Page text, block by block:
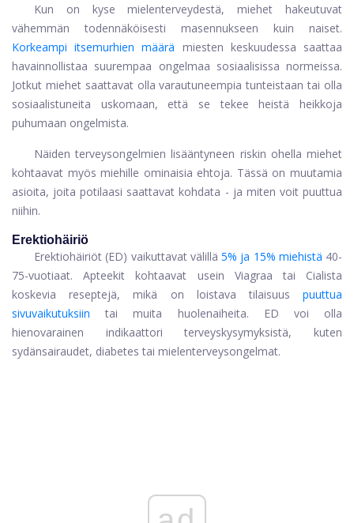
Kun on kyse mielenterveydestä, miehet hakeutuvat
vähemmän todennäköisesti masennukseen kuin naiset.
Korkeampi itsemurhien määrä miesten keskuudessa saattaa
havainnollistaa suurempaa ongelmaa sosiaalisissa normeissa.
Jotkut miehet saattavat olla varautuneempia tunteistaan ​​tai olla
sosiaalistuneita uskomaan, että se tekee heistä heikkoja
puhumaan ongelmista.
Näiden terveysongelmien lisääntyneen riskin ohella miehet
kohtaavat myös miehille ominaisia ​​ehtoja. Tässä on muutamia
asioita, joita potilaasi saattavat kohdata - ja miten voit puuttua
niihin.
Erektiohäiriö
Erektiohäiriöt (ED) vaikuttavat välillä 5% ja 15% miehistä 40-
75-vuotiaat. Apteekit kohtaavat usein Viagraa tai Cialista
koskevia reseptejä, mikä on loistava tilaisuus
puuttua
sivuvaikutuksiin
tai muita huolenaiheita. ED voi olla
hienovarainen indikaattori terveyskysymyksistä, kuten
sydänsairaudet, diabetes tai mielenterveysongelmat.